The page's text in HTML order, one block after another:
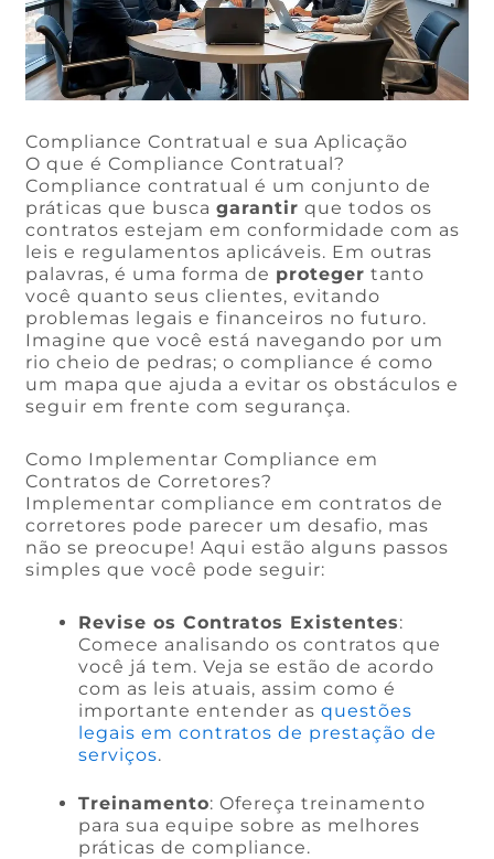
Compliance Contratual e sua Aplicação
O que é Compliance Contratual?
Compliance contratual é um conjunto de
práticas que buscagarantir que todos os
contratos estejam em conformidade com as
leis e regulamentos aplicáveis. Em outras
palavras, é uma forma de proteger tanto
você quanto seus clientes, evitando
problemas legais e financeiros no futuro.
Imagine que você está navegando por um
rio cheio de pedras; o compliance é como
um mapa que ajuda a evitar os obstáculos e
seguir em frente com segurança.
Como Implementar Compliance em
Contratos de Corretores?
Implementar compliance em contratos de
corretores pode parecer um desafio, mas
não se preocupe! Aqui estão alguns passos
simples que você pode seguir:
Revise os Contratos Existentes:
Comece analisando os contratos que
você já tem. Veja se estão de acordo
com as leis atuais, assim como é
importante entender asquestões
legais em contratos de prestação de
serviços.
Treinamento: Ofereça treinamento
para sua equipe sobre as melhores
práticas de compliance.